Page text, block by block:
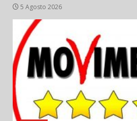
5 Agosto 2026